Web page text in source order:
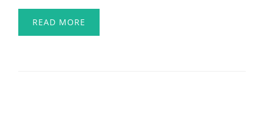
READ MORE